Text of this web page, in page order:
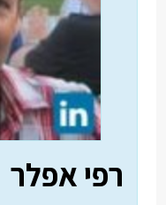
רפי אפלר